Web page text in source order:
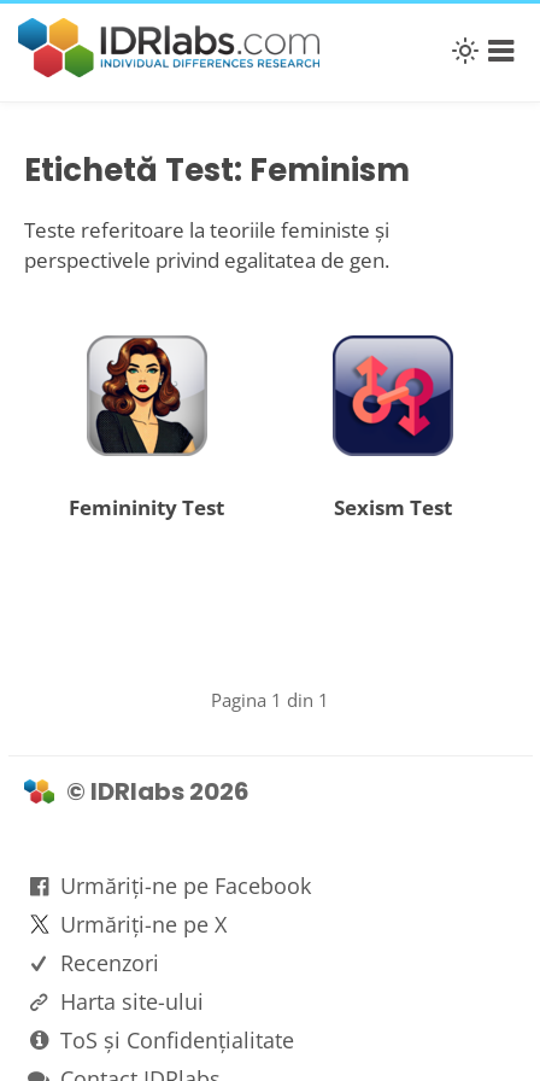
Etichetă Test: Feminism
Teste referitoare la teoriile feministe și
perspectivele privind egalitatea de gen.
Femininity Test Sexism Test
Pagina 1 din 1
© IDRlabs 2026
Urmăriți-ne pe Facebook
Urmăriți-ne pe X
Recenzori
Harta site-ului
ToS și Confidențialitate